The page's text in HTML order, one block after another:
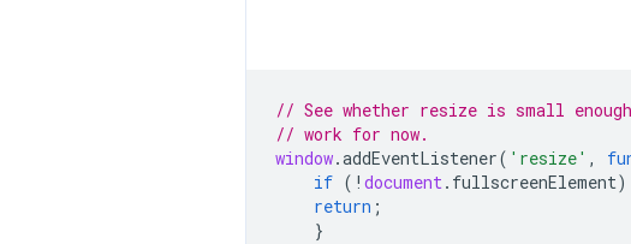
// See whether resize is small
// work for now.
window.addEventListener( 'resize' ,
if ( ! document. fullscreenElement)
return ;
}